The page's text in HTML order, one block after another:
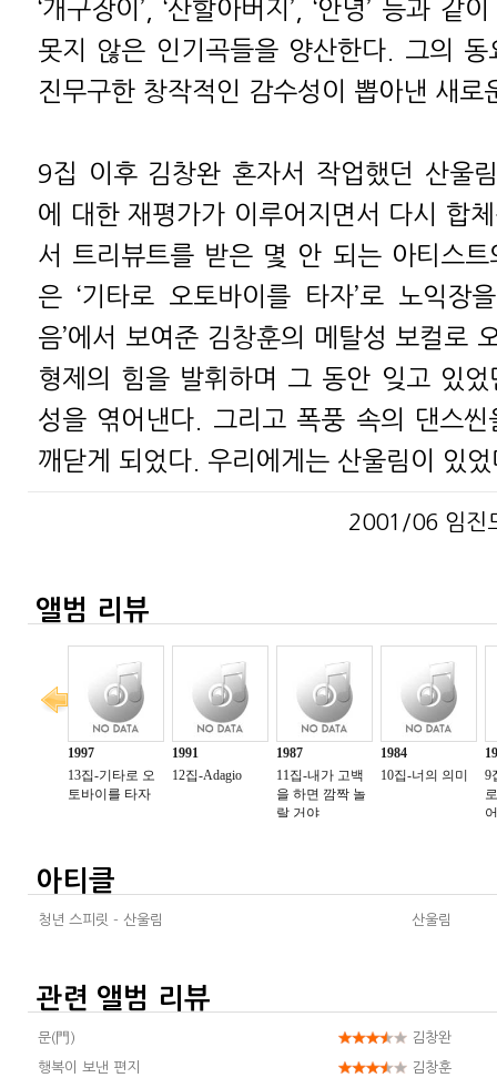
‘개구장이’, ‘산할아버지’, ‘안녕’ 등과 같
못지 않은 인기곡들을 양산한다. 그의
진무구한 창작적인 감수성이 뽑아낸 새로
9집 이후 김창완 혼자서 작업했던 산울
에 대한 재평가가 이루어지면서 다시 합
서 트리뷰트를 받은 몇 안 되는 아티스
은 ‘기타로 오토바이를 타자’로 노익장
음’에서 보여준 김창훈의 메탈성 보컬로
형제의 힘을 발휘하며 그 동안 잊고 있
성을 엮어낸다. 그리고 폭풍 속의 댄스
깨닫게 되었다. 우리에게는 산울림이 있
2001/06 임진
앨범 리뷰
아티클
청년 스피릿 - 산울림 산울림
관련 앨범 리뷰
문(門) 김창완
행복이 보낸 편지 김창훈